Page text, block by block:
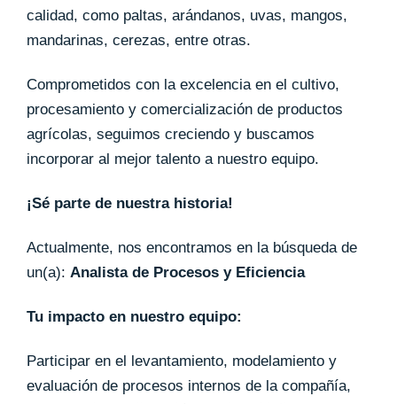
calidad, como paltas, arándanos, uvas, mangos,
mandarinas, cerezas, entre otras.
Comprometidos con la excelencia en el cultivo,
procesamiento y comercialización de productos
agrícolas, seguimos creciendo y buscamos
incorporar al mejor talento a nuestro equipo.
¡Sé parte de nuestra historia!
Actualmente, nos encontramos en la búsqueda de
un(a): Analista de Procesos y Eficiencia
Tu impacto en nuestro equipo:
Participar en el levantamiento, modelamiento y
evaluación de procesos internos de la compañía,